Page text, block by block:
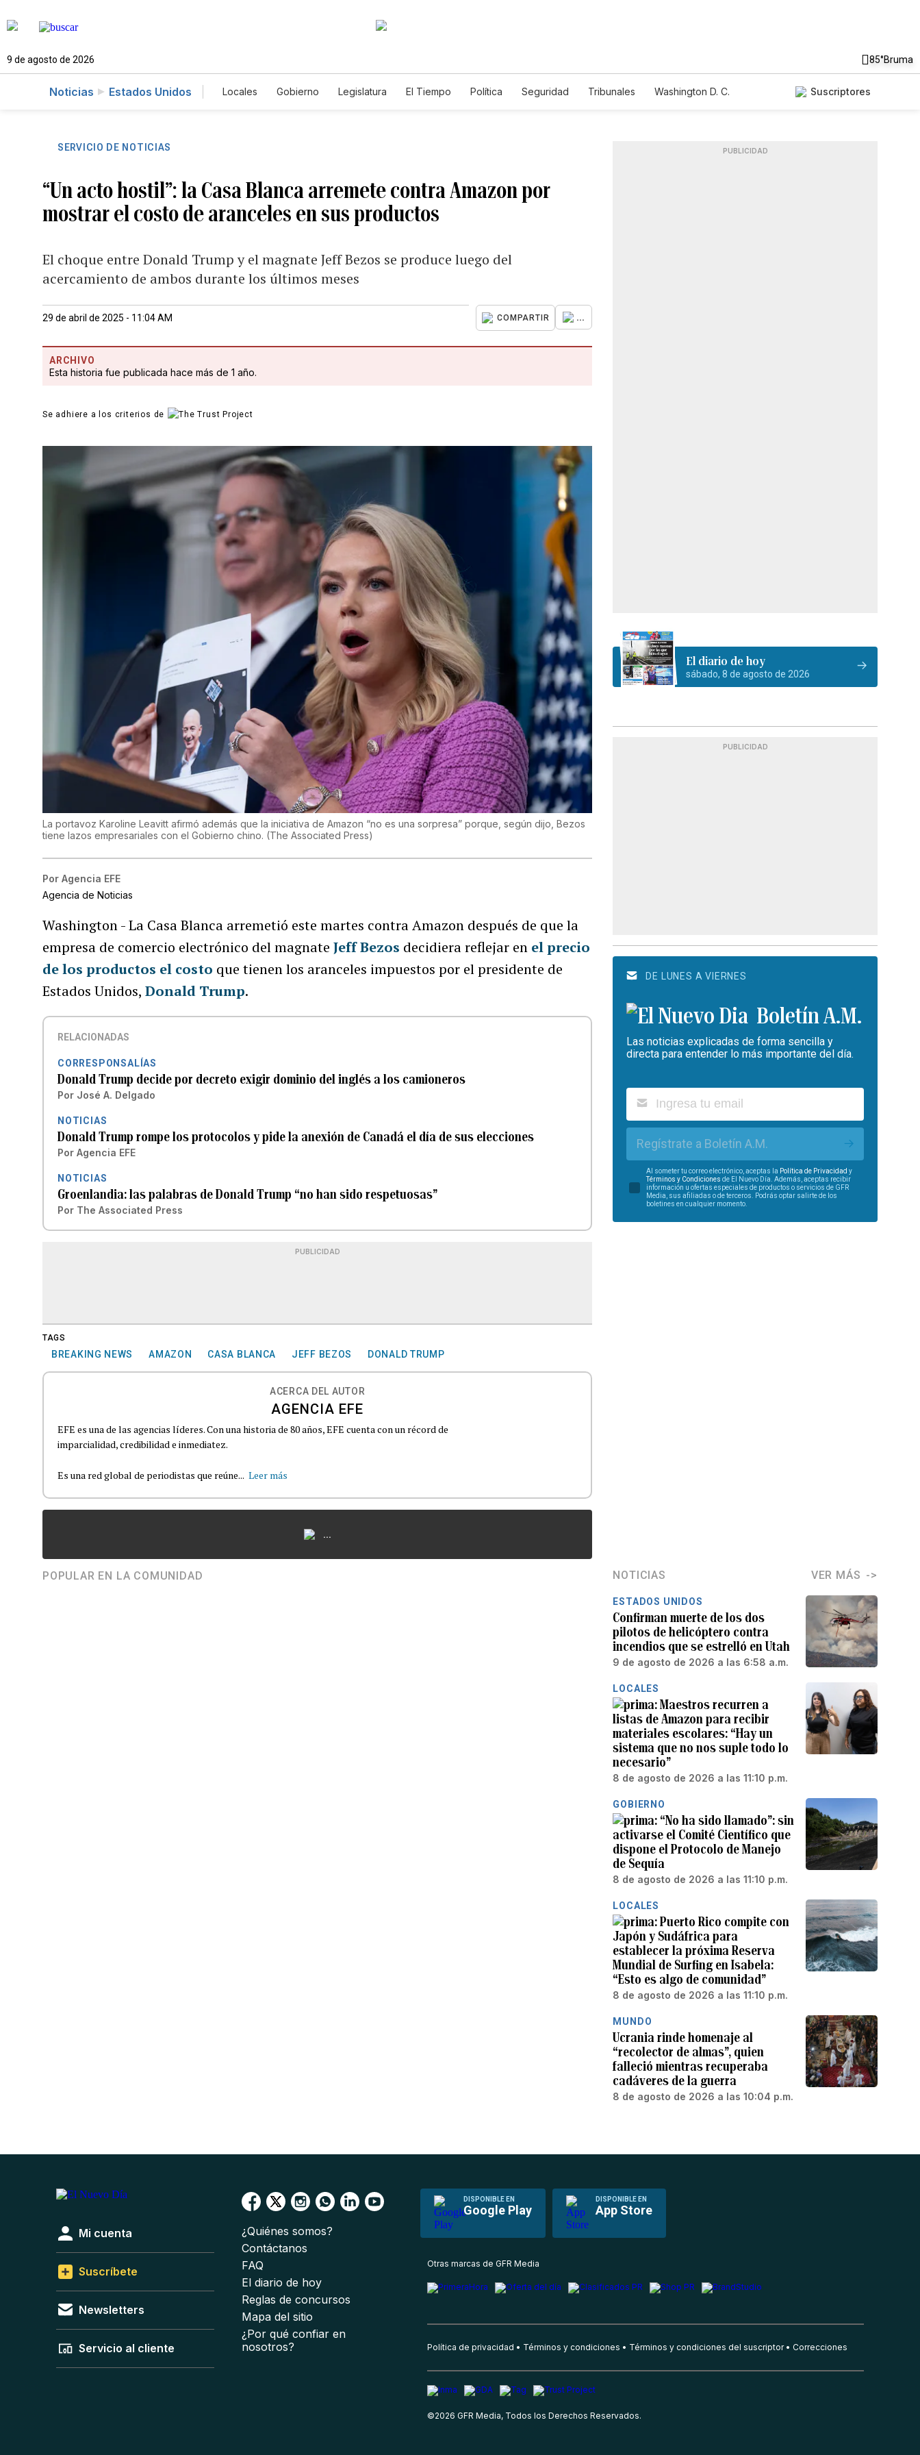
9 de agosto de 2026 85°Bruma
Noticias Estados Unidos Locales Gobierno Legislatura El Tiempo Política Seguridad Tribunales
Washington D. C.
Suscriptores
SERVICIO DE NOTICIAS
“Un acto hostil”: la Casa Blanca arremete contra Amazon por
mostrar el costo de aranceles en sus productos
El choque entre Donald Trump y el magnate Jeff Bezos se produce luego del
acercamiento de ambos durante los últimos meses
29 de abril de 2025 - 11:04 AM COMPARTIR ...
ARCHIVO
Esta historia fue publicada hace más de 1 año.
Se adhiere a los criterios de
La portavoz Karoline Leavitt afirmó además que la iniciativa de Amazon “no es una sorpresa” porque, según dijo, Bezos
tiene lazos empresariales con el Gobierno chino. (The Associated Press)
Por Agencia EFE
Agencia de Noticias
Washington - La Casa Blanca arremetió este martes contra Amazon después de que la
empresa de comercio electrónico del magnate Jeff Bezos decidiera reflejar en el precio
de los productos el costo que tienen los aranceles impuestos por el presidente de
Estados Unidos,Donald Trump.
RELACIONADAS
CORRESPONSALÍAS
Donald Trump decide por decreto exigir dominio del inglés a los camioneros
Por José A. Delgado
NOTICIAS
Donald Trump rompe los protocolos y pide la anexión de Canadá el día de sus elecciones
Por Agencia EFE
NOTICIAS
Groenlandia: las palabras de Donald Trump “no han sido respetuosas”
Por The Associated Press
PUBLICIDAD
TAGS
BREAKING NEWS AMAZON CASA BLANCA JEFF BEZOS DONALD TRUMP
ACERCA DEL AUTOR
AGENCIA EFE
EFE es una de las agencias líderes. Con una historia de 80 años, EFE cuenta con un récord de
imparcialidad, credibilidad e inmediatez.
Es una red global de periodistas que reúne... Leer más
...
POPULAR EN LA COMUNIDAD
PUBLICIDAD
El diario de hoy
sábado, 8 de agosto de 2026
PUBLICIDAD
DE LUNES A VIERNES
Boletín A.M.
Las noticias explicadas de forma sencilla y
directa para entender lo más importante del día.
Regístrate a Boletín A.M.
Al someter tu correo electrónico, aceptas la Política de Privacidad y
Términos y Condiciones de El Nuevo Día. Además, aceptas recibir
información u ofertas especiales de productos o servicios de GFR
Media, sus afiliadas o de terceros. Podrás optar salirte de los
boletines en cualquier momento.
NOTICIAS VER MÁS
ESTADOS UNIDOS
Confirman muerte de los dos
pilotos de helicóptero contra
incendios que se estrelló en Utah
9 de agosto de 2026 a las 6:58 a.m.
LOCALES
Maestros recurren a
listas de Amazon para recibir
materiales escolares: “Hay un
sistema que no nos suple todo lo
necesario”
8 de agosto de 2026 a las 11:10 p.m.
GOBIERNO
“No ha sido llamado”: sin
activarse el Comité Científico que
dispone el Protocolo de Manejo
de Sequía
8 de agosto de 2026 a las 11:10 p.m.
LOCALES
Puerto Rico compite con
Japón y Sudáfrica para
establecer la próxima Reserva
Mundial de Surfing en Isabela:
“Esto es algo de comunidad”
8 de agosto de 2026 a las 11:10 p.m.
MUNDO
Ucrania rinde homenaje al
“recolector de almas”, quien
falleció mientras recuperaba
cadáveres de la guerra
8 de agosto de 2026 a las 10:04 p.m.
DISPONIBLE EN
Google Play
DISPONIBLE EN
App Store
Mi cuenta
Suscríbete
Newsletters
Servicio al cliente
¿Quiénes somos?
Contáctanos
FAQ
El diario de hoy
Reglas de concursos
Mapa del sitio
¿Por qué confiar en
nosotros?
Otras marcas de GFR Media
Política de privacidad Términos y condiciones Términos y condiciones del suscriptor Correcciones
©2026 GFR Media, Todos los Derechos Reservados.